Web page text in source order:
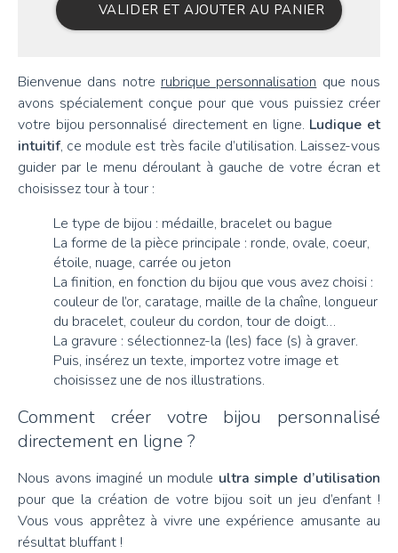
VALIDER ET AJOUTER AU PANIER
Bienvenue dans notre rubrique personnalisation que nous
avons spécialement conçue pour que vous puissiez créer
votre bijou personnalisé directement en ligne. Ludique et
intuitif, ce module est très facile d’utilisation. Laissez-vous
guider par le menu déroulant à gauche de votre écran et
choisissez tour à tour :
Le type de bijou : médaille, bracelet ou bague
La forme de la pièce principale : ronde, ovale, coeur,
étoile, nuage, carrée ou jeton
La finition, en fonction du bijou que vous avez choisi :
couleur de l’or, caratage, maille de la chaîne, longueur
du bracelet, couleur du cordon, tour de doigt…
La gravure : sélectionnez-la (les) face (s) à graver.
Puis, insérez un texte, importez votre image et
choisissez une de nos illustrations.
Comment créer votre bijou personnalisé
directement en ligne ?
Nous avons imaginé un module ultra simple d’utilisation
pour que la création de votre bijou soit un jeu d’enfant !
Vous vous apprêtez à vivre une expérience amusante au
résultat bluffant !